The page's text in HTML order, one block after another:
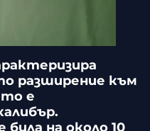
разширение към
е
на около 10